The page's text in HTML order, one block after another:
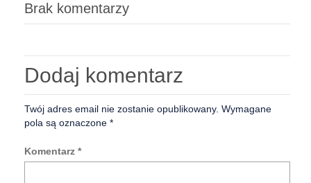
Brak komentarzy
Dodaj komentarz
Twój adres email nie zostanie opublikowany. Wymagane
pola są oznaczone *
Komentarz *